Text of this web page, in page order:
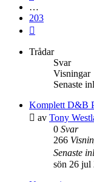
…
203
Trådar
Svar
Visningar
Senaste
Komplett D&B
av Tony
0 Svar
266
Senaste
sön 26 jul